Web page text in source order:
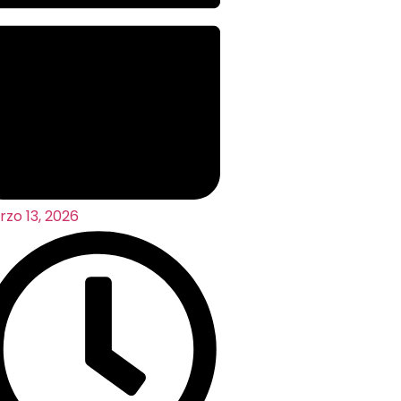
13, 2026